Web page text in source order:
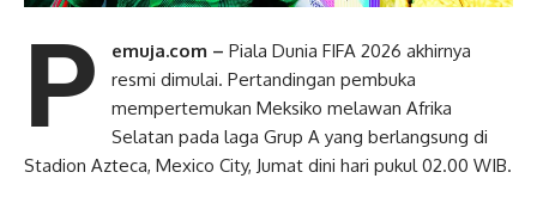
P emuja.com – Piala Dunia FIFA 2026 akhirnya
resmi dimulai. Pertandingan pembuka
mempertemukan Meksiko melawan Afrika
Selatan pada laga Grup A yang berlangsung di
Stadion Azteca, Mexico City, Jumat dini hari pukul 02.00 WIB.